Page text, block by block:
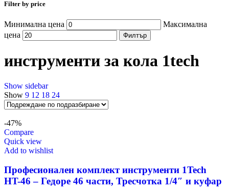
Filter by price
Минимална цена
Максимална
цена
Филтър
инструменти за кола 1tech
Show sidebar
Show 9 12 18 24
-47%
Compare
Quick view
Add to wishlist
Професионален комплект инструменти 1Tech
HT-46 – Гедоре 46 части, Тресчотка 1/4″ и куфар